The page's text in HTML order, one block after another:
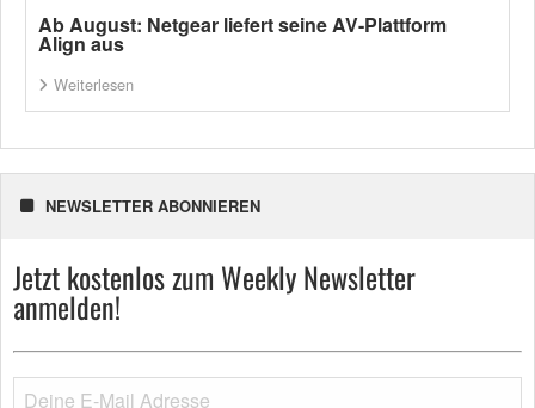
Ab August: Netgear liefert seine AV-Plattform
Align aus
Weiterlesen
NEWSLETTER ABONNIEREN
Jetzt kostenlos zum Weekly Newsletter
anmelden!